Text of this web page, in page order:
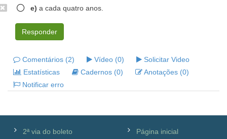
e) a cada quatro anos.
Responder
Comentários (2) Vídeo (0)
Solicitar Video
Estatísticas
Cadernos (0)
Anotações (0)
Notificar erro
2ª via do boleto Página inicial